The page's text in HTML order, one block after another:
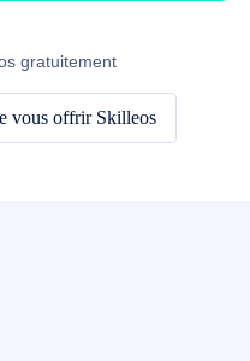
gratuitement
vous offrir Skilleos